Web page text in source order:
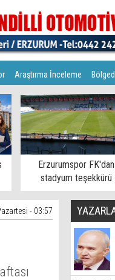
Araştırma İnceleme
Erzurumspor FK'dan
stadyum teşekkürü
- 03:57